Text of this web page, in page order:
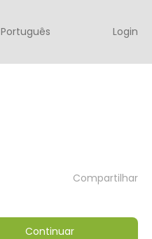
Português Login
Compartilhar
Continuar